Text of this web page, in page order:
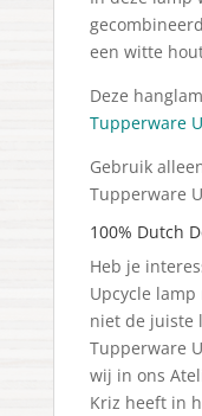
een witte
Deze
Tupperware
Gebruik
Tupperware
100% Dutch
Heb je
Upcycle
niet de juiste
Tupperware
wij in ons
Kriz heeft in